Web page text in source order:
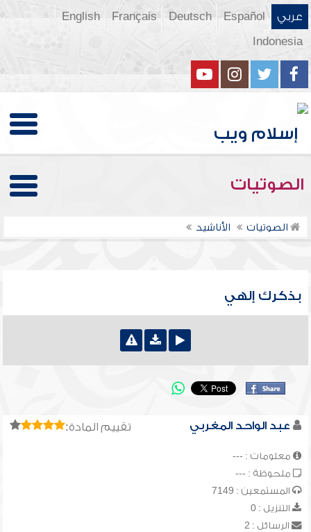
عربي Español
Deutsch
Français
English
Indonesia
الصوتيات
الصوتيات الأناشيد
بذكرك إلهي
تقييم المادة: عبد الواحد المغربي
معلومات : ---
ملحوظة : ---
المستمعين : 7149
التنزيل : 0
الرسائل : 2